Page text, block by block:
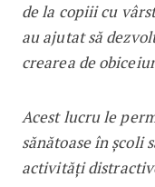
de la copiii cu
au ajutat să
crearea de
Acest lucru le
sănătoase în școli
activități